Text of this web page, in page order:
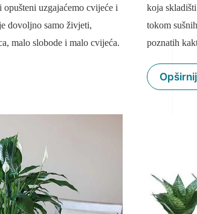
uzgajaćemo cvijeće i
dovoljno samo živjeti,
malo slobode i malo cvijeća.
koja
tokom
poznatih